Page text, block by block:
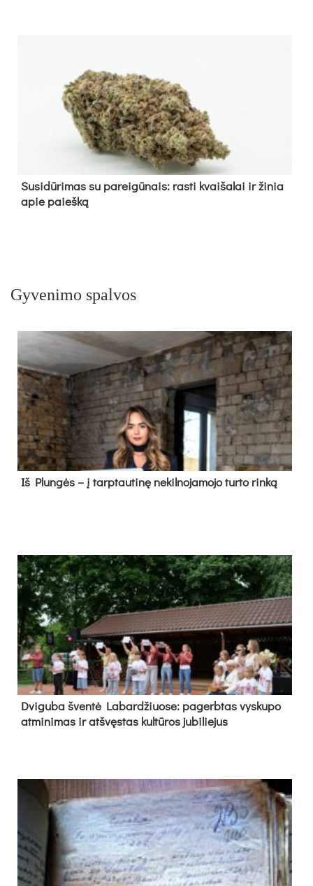
Su­si­dū­ri­mas su pa­rei­gū­nais: ras­ti kvai­ša­lai ir ži­nia
apie paieš­ką
Gyvenimo spalvos
Iš Plungės – į tarptautinę nekilnojamojo turto rinką
Dvi­gu­ba šven­tė La­bar­džiuo­se: pa­gerb­tas vys­ku­po
at­mi­ni­mas ir at­švęs­tas kul­tū­ros ju­bi­lie­jus